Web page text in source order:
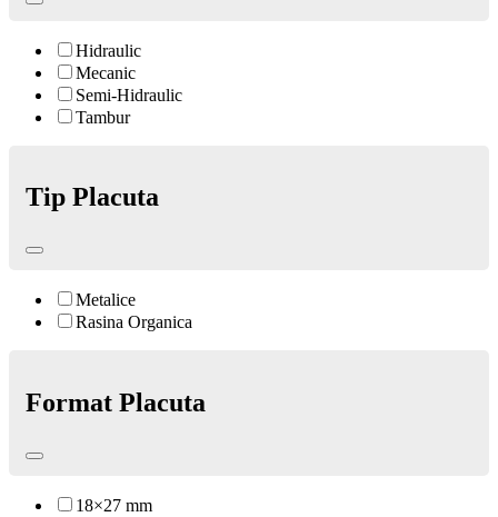
Hidraulic
Mecanic
Semi-Hidraulic
Tambur
Tip Placuta
Metalice
Rasina Organica
Format Placuta
18×27 mm